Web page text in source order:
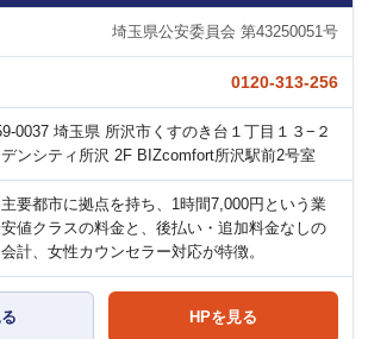
埼玉県公安委員会 第43250051号
0120-313-256
0037 埼玉県 所沢市くすのき台１丁目１３−２
ンシティ所沢 2F BIZcomfort所沢駅前2号室
要都市に拠点を持ち、1時間7,000円という業
値クラスの料金と、後払い・追加料金なしの
計、女性カウンセラー対応が特徴。
HPを見る